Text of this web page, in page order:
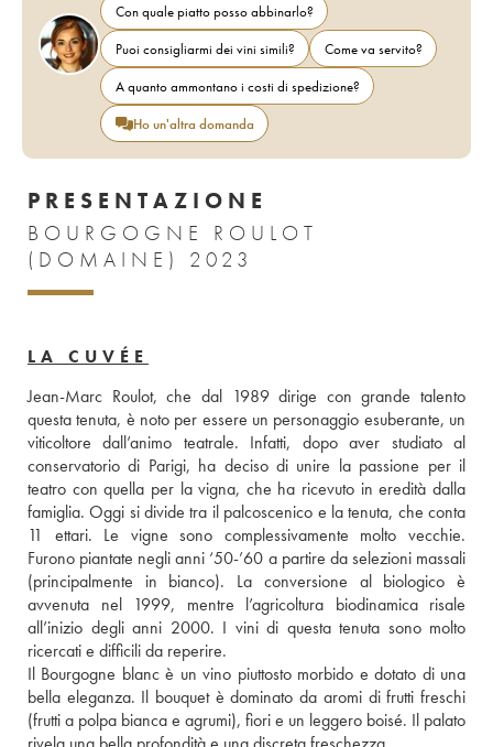
Con quale piatto posso abbinarlo?
Puoi consigliarmi dei vini simili?
Come va servito?
A quanto ammontano i costi di spedizione?
Ho un'altra domanda
PRESENTAZIONE
BOURGOGNE ROULOT
(DOMAINE) 2023
LA CUVÉE
Jean-Marc Roulot, che dal 1989 dirige con grande talento
questa tenuta, è noto per essere un personaggio esuberante, un
viticoltore dall’animo teatrale. Infatti, dopo aver studiato al
conservatorio di Parigi, ha deciso di unire la passione per il
teatro con quella per la vigna, che ha ricevuto in eredità dalla
famiglia. Oggi si divide tra il palcoscenico e la tenuta, che conta
11 ettari. Le vigne sono complessivamente molto vecchie.
Furono piantate negli anni ‘50-’60 a partire da selezioni massali
(principalmente in bianco). La conversione al biologico è
avvenuta nel 1999, mentre l’agricoltura biodinamica risale
all’inizio degli anni 2000. I vini di questa tenuta sono molto
ricercati e difficili da reperire.
Il Bourgogne blanc è un vino piuttosto morbido e dotato di una
bella eleganza. Il bouquet è dominato da aromi di frutti freschi
(frutti a polpa bianca e agrumi), fiori e un leggero boisé. Il palato